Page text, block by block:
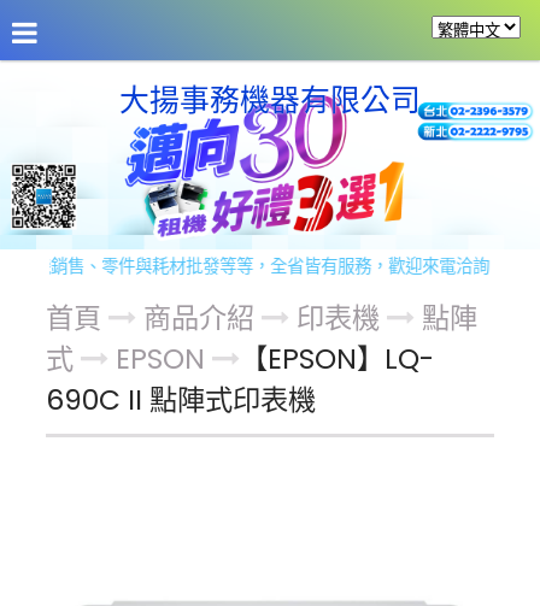
大揚事務機器有限公司
鈔機銷售、零件與耗材批發等等，全省皆有服務，歡迎來電洽詢！
首頁 商品介紹 印表機
點陣
式
EPSON
【EPSON】LQ-
690C II 點陣式印表機